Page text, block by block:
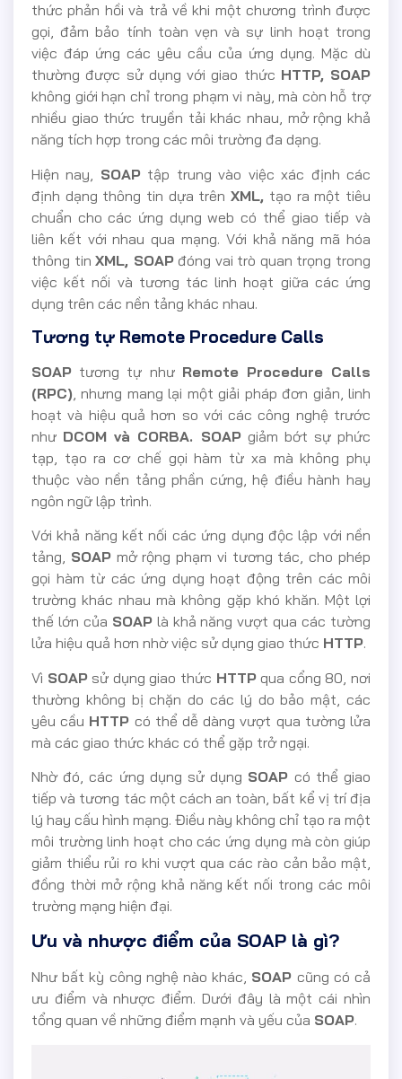
thức phản hồi và trả về khi một chương trình được
gọi, đảm bảo tính toàn vẹn và sự linh hoạt trong
việc đáp ứng các yêu cầu của ứng dụng. Mặc dù
thường được sử dụng với giao thức HTTP, SOAP
không giới hạn chỉ trong phạm vi này, mà còn hỗ trợ
nhiều giao thức truyền tải khác nhau, mở rộng khả
năng tích hợp trong các môi trường đa dạng.
Hiện nay, SOAPtập trung vào việc xác định các
định dạng thông tin dựa trênXML, tạo ra một tiêu
chuẩn cho các ứng dụng web có thể giao tiếp và
liên kết với nhau qua mạng. Với khả năng mã hóa
thông tinXML, SOAPđóng vai trò quan trọng trong
việc kết nối và tương tác linh hoạt giữa các ứng
dụng trên các nền tảng khác nhau.
Tương tự Remote Procedure Calls
SOAP tương tự như Remote Procedure Calls
(RPC) , nhưng mang lại một giải pháp đơn giản, linh
hoạt và hiệu quả hơn so với các công nghệ trước
như DCOM và CORBA. SOAPgiảm bớt sự phức
tạp, tạo ra cơ chế gọi hàm từ xa mà không phụ
thuộc vào nền tảng phần cứng, hệ điều hành hay
ngôn ngữ lập trình.
Với khả năng kết nối các ứng dụng độc lập với nền
tảng, SOAPmở rộng phạm vi tương tác, cho phép
gọi hàm từ các ứng dụng hoạt động trên các môi
trường khác nhau mà không gặp khó khăn. Một lợi
thế lớn của SOAPlà khả năng vượt qua các tường
lửa hiệu quả hơn nhờ việc sử dụng giao thức HTTP.
Vì SOAPsử dụng giao thức HTTPqua cổng 80, nơi
thường không bị chặn do các lý do bảo mật, các
yêu cầu HTTP có thể dễ dàng vượt qua tường lửa
mà các giao thức khác có thể gặp trở ngại.
Nhờ đó, các ứng dụng sử dụng SOAP có thể giao
tiếp và tương tác một cách an toàn, bất kể vị trí địa
lý hay cấu hình mạng. Điều này không chỉ tạo ra một
môi trường linh hoạt cho các ứng dụng mà còn giúp
giảm thiểu rủi ro khi vượt qua các rào cản bảo mật,
đồng thời mở rộng khả năng kết nối trong các môi
trường mạng hiện đại.
Ưu và nhược điểm của SOAP là gì?
Như bất kỳ công nghệ nào khác, SOAP cũng có cả
ưu điểm và nhược điểm. Dưới đây là một cái nhìn
tổng quan về những điểm mạnh và yếu của SOAP.